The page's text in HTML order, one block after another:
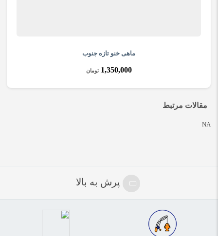
ماهی خنو تازه جنوب
1,350,000 تومان
مقالات مرتبط
NA
پرش به بالا